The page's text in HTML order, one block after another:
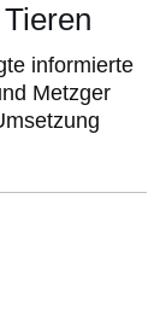
informierte
Metzger